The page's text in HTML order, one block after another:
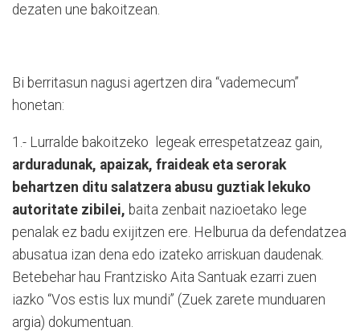
dezaten une bakoitzean.
Bi berritasun nagusi agertzen dira “vademecum”
honetan:
1.- Lurralde bakoitzeko
legeak errespetatzeaz gain,
arduradunak, apaizak, fraideak eta serorak
behartzen ditu salatzera abusu guztiak lekuko
autoritate zibilei, baita zenbait nazioetako lege
penalak ez badu exijitzen ere. Helburua da defendatzea
abusatua izan dena edo izateko arriskuan daudenak.
Betebehar hau Frantzisko Aita Santuak ezarri zuen
iazko “Vos estis lux mundi” (Zuek zarete munduaren
argia) dokumentuan.